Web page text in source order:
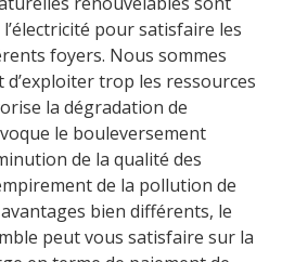
pour satisfaire les
foyers. Nous sommes
d’exploiter trop les ressources
la dégradation de
le bouleversement
de la qualité des
de la pollution de
bien différents, le
peut vous satisfaire sur la